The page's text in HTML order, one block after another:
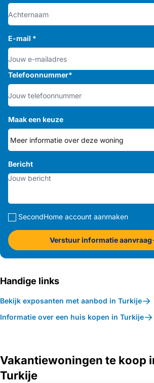
E-mail *
Telefoonnummer*
Maak een keuze
Bericht
SecondHome account aanmaken
Verstuur informatie aanvraag
Handige links
Bekijk exposanten met aanbod in Turkije
Informatie over een huis kopen in Turkije
Vakantiewoningen te koop
Turkije